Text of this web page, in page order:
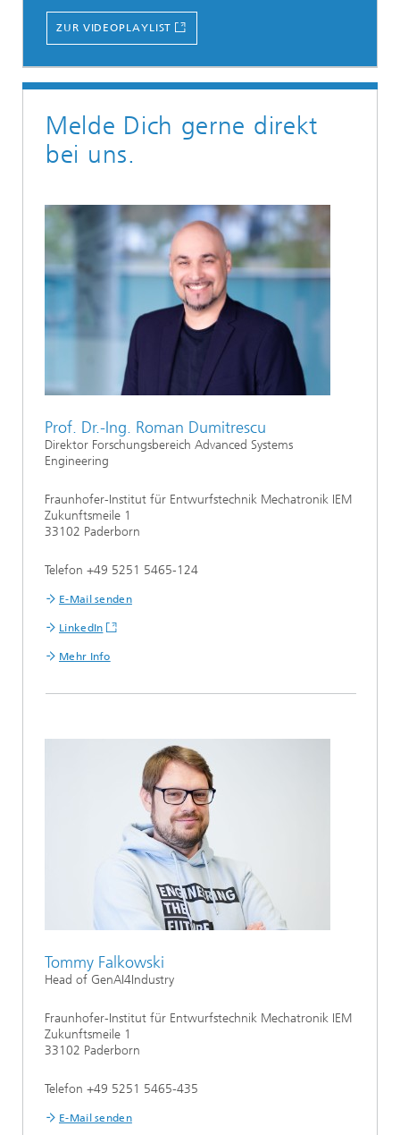
ZUR VIDEOPLAYLIST
Melde Dich gerne direkt
bei uns.
Prof. Dr.-Ing. Roman Dumitrescu
Direktor Forschungsbereich Advanced Systems
Engineering
Fraunhofer-Institut für Entwurfstechnik Mechatronik IEM
Zukunftsmeile 1
33102 Paderborn
Telefon +49 5251 5465-124
E-Mail senden
LinkedIn
Mehr Info
Tommy Falkowski
Head of GenAI4Industry
Fraunhofer-Institut für Entwurfstechnik Mechatronik IEM
Zukunftsmeile 1
33102 Paderborn
Telefon +49 5251 5465-435
E-Mail senden